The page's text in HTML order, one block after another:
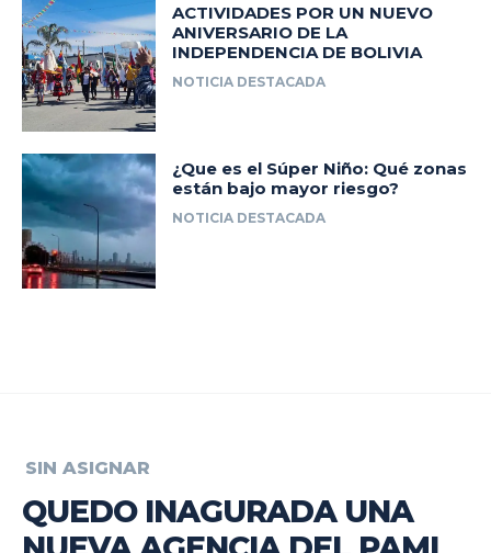
ACTIVIDADES POR UN NUEVO
ANIVERSARIO DE LA
INDEPENDENCIA DE BOLIVIA
NOTICIA DESTACADA
¿Que es el Súper Niño: Qué zonas
están bajo mayor riesgo?
NOTICIA DESTACADA